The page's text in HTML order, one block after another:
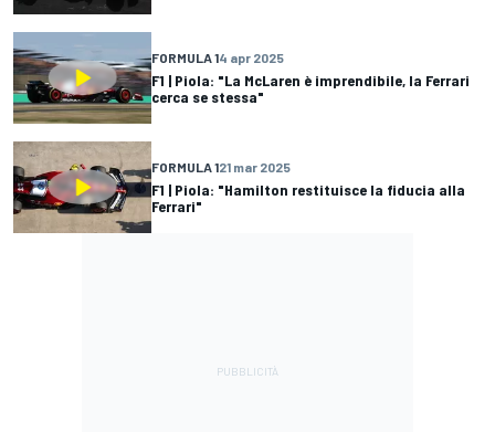
FORMULA 14 apr 2025
F1 | Piola: "La McLaren è imprendibile, la Ferrari
cerca se stessa"
FORMULA 121 mar 2025
F1 | Piola: "Hamilton restituisce la fiducia alla
Ferrari"